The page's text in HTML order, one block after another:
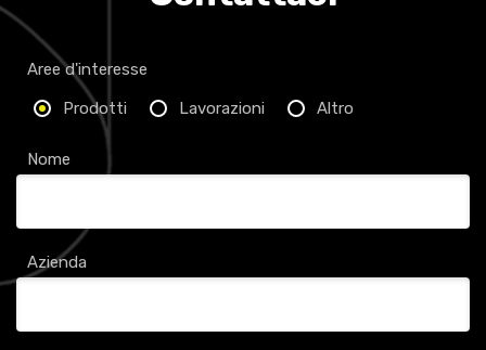
FASCETTE NYLON.pdf
Aree d'interesse
Prodotti
Lavorazioni Altro
Nome
Azienda